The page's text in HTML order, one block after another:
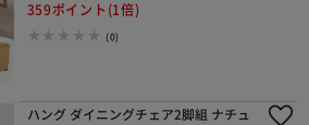
359ポイント(1倍)
(0)
ハング ダイニングチェア2脚組 ナチュ